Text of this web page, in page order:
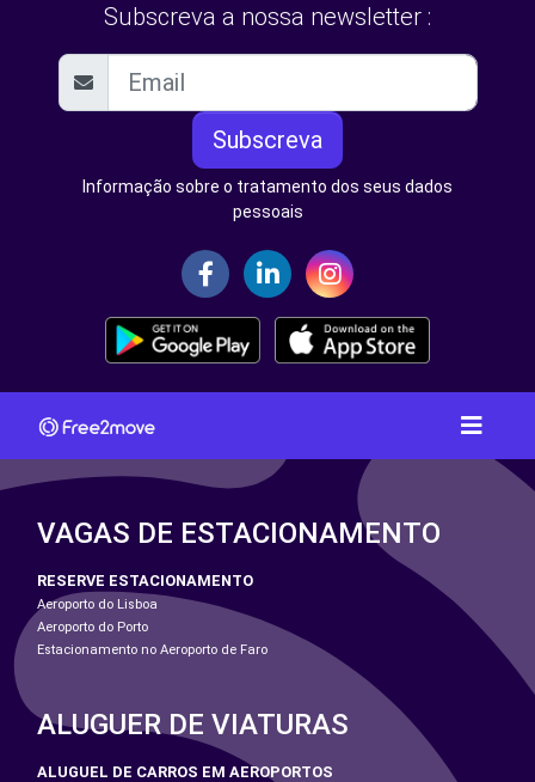
Subscreva a nossa newsletter :
Subscreva
Informação sobre o tratamento dos seus dados
pessoais
VAGAS DE ESTACIONAMENTO
RESERVE ESTACIONAMENTO
Aeroporto do Lisboa
Aeroporto do Porto
Estacionamento no Aeroporto de Faro
ALUGUER DE VIATURAS
ALUGUEL DE CARROS EM AEROPORTOS